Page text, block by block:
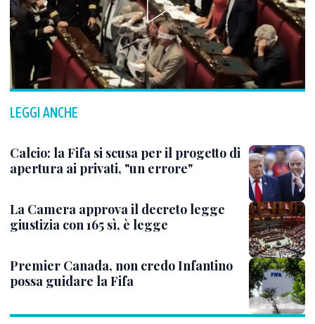
LEGGI ANCHE
Calcio: la Fifa si scusa per il progetto di
apertura ai privati, "un errore"
La Camera approva il decreto legge
giustizia con 165 sì, è legge
Premier Canada, non credo Infantino
possa guidare la Fifa